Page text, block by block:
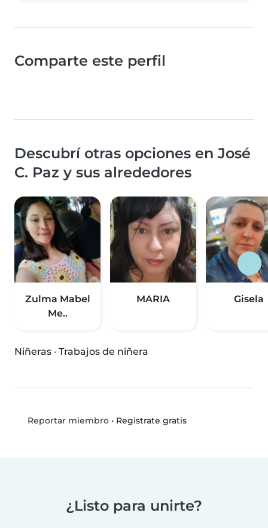
Comparte este perfil
Descubrí otras opciones en José
C. Paz y sus alrededores
Zulma Mabel
Me..
MARIA Gisela
Niñeras · Trabajos de niñera
Reportar miembro• Registrate gratis
¿Listo para unirte?